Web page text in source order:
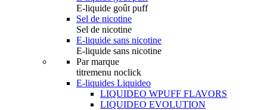
E-liquide goût puff
Sel de nicotine
Sel de nicotine
E-liquide sans nicotine
E-liquide sans nicotine
Par marque
titremenu noclick
E-liquides Liquideo
LIQUIDEO WPUFF FLAVORS
LIQUIDEO EVOLUTION